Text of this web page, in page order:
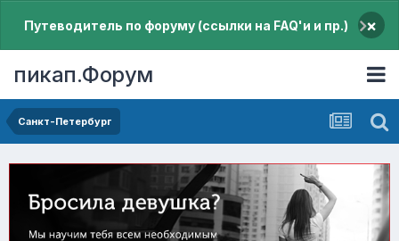
Путеводитель по форуму (ссылки на FAQ'и и пр.) ×
пикап.Форум
Санкт-Петербург